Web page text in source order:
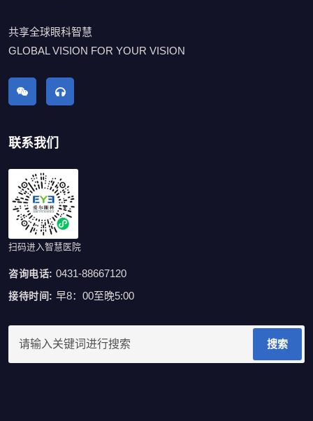
共享全球眼科智慧
GLOBAL VISION FOR YOUR VISION
联系我们
扫码进入智慧医院
咨询电话: 0431-88667120
接待时间: 早8：00至晚5:00
搜索